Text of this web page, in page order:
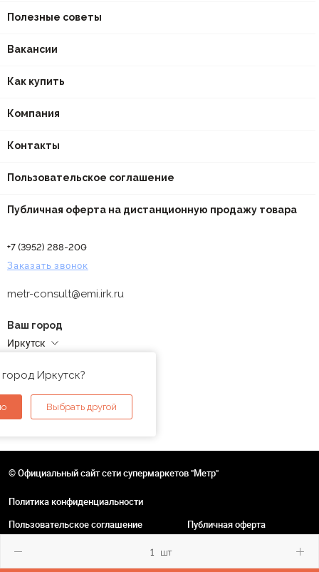
шт
Полезные советы
Вакансии
Как купить
Компания
Контакты
Пользовательское соглашение
Публичная оферта на дистанционную продажу товара
+7 (3952) 288-200
Заказать звонок
metr-consult@emi.irk.ru
Ваш город
Иркутск
Иркутск?
Выбрать другой
© Официальный сайт сети супермаркетов "Метр"
Политика конфиденциальности
Пользовательское соглашение
Публичная оферта